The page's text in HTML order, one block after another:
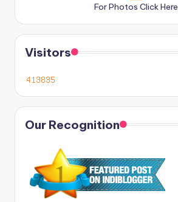
For Photos Click Here
Visitors
Our Recognition